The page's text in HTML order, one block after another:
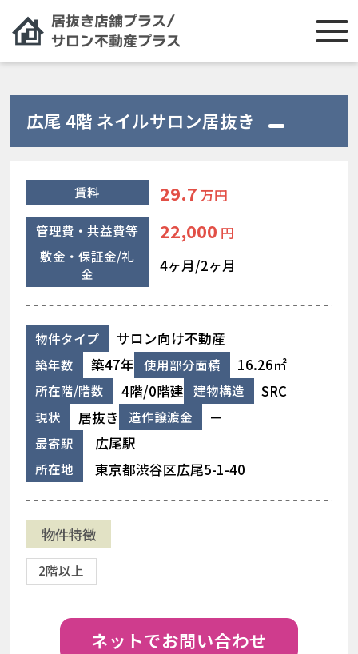
広尾 4階 ネイルサロン居抜き
賃料 29.7 万円
管理費・共益費等 22,000 円
敷金・保証金/礼
金
4ヶ月/2ヶ月
物件タイプ サロン向け不動産
築年数 築47年 使用部分面積 16.26㎡
所在階/階数 4階/0階建 建物構造 SRC
現状 居抜き 造作譲渡金 －
最寄駅 広尾駅
所在地 東京都渋谷区広尾5-1-40
物件特徴
2階以上
ネットでお問い合わせ